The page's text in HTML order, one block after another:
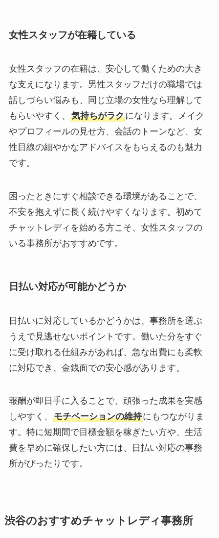
女性スタッフが在籍している
女性スタッフの在籍は、安心して働くための大き
な支えになります。男性スタッフだけの職場では
話しづらい悩みも、同じ立場の女性なら理解して
もらいやすく、 気持ちがラクになります。メイク
やプロフィールの見せ方、会話のトーンなど、女
性目線の細やかなアドバイスをもらえるのも魅力
です。
困ったときにすぐ相談できる環境があることで、
不安を抱えずに長く続けやすくなります。初めて
チャットレディを始める方こそ、女性スタッフの
いる事務所がおすすめです。
日払い対応が可能かどうか
日払いに対応しているかどうかは、事務所を選ぶ
うえで見逃せないポイントです。働いた分をすぐ
に受け取れる仕組みがあれば、急な出費にも柔軟
に対応でき、金銭面での安心感があります。
報酬が即日手に入ることで、頑張った成果を実感
しやすく、 モチベーションの維持にもつながりま
す。特に短期間で目標金額を稼ぎたい方や、生活
費を早めに確保したい方には、日払い対応の事務
所がぴったりです。
渋谷のおすすめチャットレディ事務所